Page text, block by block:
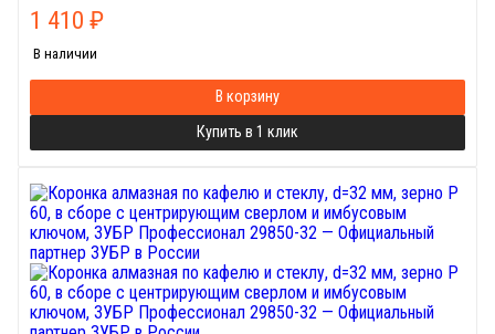
1 410 ₽
В наличии
В корзину
Купить в 1 клик